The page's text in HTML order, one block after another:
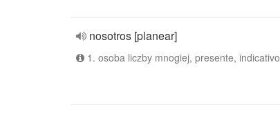
nosotros [planear]
1. osoba liczby mnogiej, presente, indicativo